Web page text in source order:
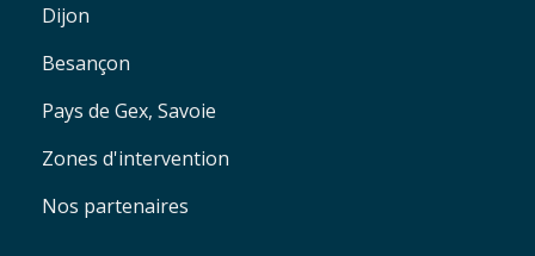
Dijon
Besançon
Pays de Gex, Savoie
Zones d'intervention
Nos partenaires